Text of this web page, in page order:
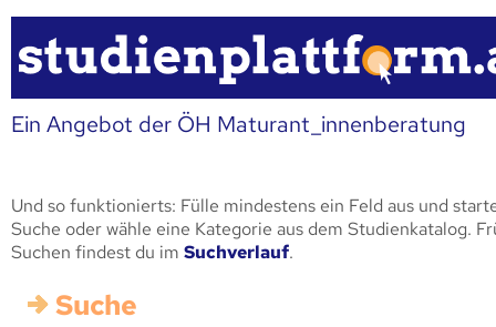
Ein Angebot der ÖH Maturant_innenberatung
Und so funktionierts: Fülle mindestens ein Feld aus und
Suche oder wähle eine Kategorie aus dem Studienkatalog.
Suchen findest du im Suchverlauf.
Suche